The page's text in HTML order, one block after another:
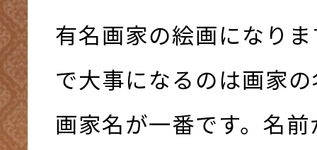
有名画家の絵画になり
で大事になるのは画家
画家名が一番です。名